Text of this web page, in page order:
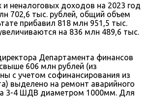
неналоговых доходов на 2023 год
702,6 тыс. рублей, общий объем
прибавил 818 млн 951,5 тыс.
на 836 млн 489,6 тыс.
Департамента финансов
606 млн рублей (из
с учетом софинансирования из
выделено на ремонт аварийного
3-4 ШДВ диаметром 1000мм. Для